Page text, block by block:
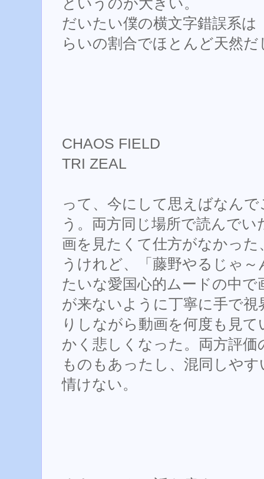
だいたい僕の横文字錯誤系は
らいの割合でほとんど天然だ
CHAOS FIELD
TRI ZEAL
って、今にして思えばなん
う。両方同じ場所で読んで
画を見たくて仕方がなかっ
うけれど、「藤野やるじゃ
たいな愛国心的ムードの中で
が来ないように丁寧に手で
りしながら動画を何度も見
かく悲しくなった。両方評
ものもあったし、混同しや
情けない。